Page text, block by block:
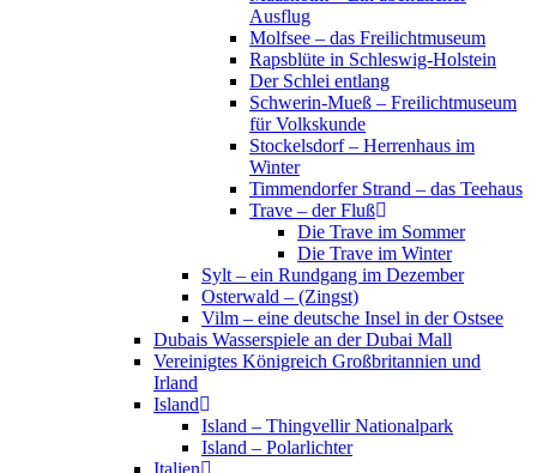
Ausflug
Molfsee – das Freilichtmuseum
Rapsblüte in Schleswig-Holstein
Der Schlei entlang
Schwerin-Mueß – Freilichtmuseum
für Volkskunde
Stockelsdorf – Herrenhaus im
Winter
Timmendorfer Strand – das Teehaus
Trave – der Fluß
Die Trave im Sommer
Die Trave im Winter
Sylt – ein Rundgang im Dezember
Osterwald – (Zingst)
Vilm – eine deutsche Insel in der Ostsee
Dubais Wasserspiele an der Dubai Mall
Vereinigtes Königreich Großbritannien und
Irland
Island
Island – Thingvellir Nationalpark
Island – Polarlichter
Italien